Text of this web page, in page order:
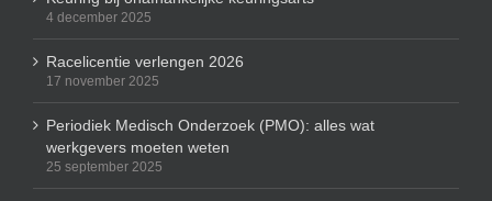
4 december 2025
Racelicentie verlengen 2026
17 november 2025
Periodiek Medisch Onderzoek (PMO): alles wat
werkgevers moeten weten
25 september 2025